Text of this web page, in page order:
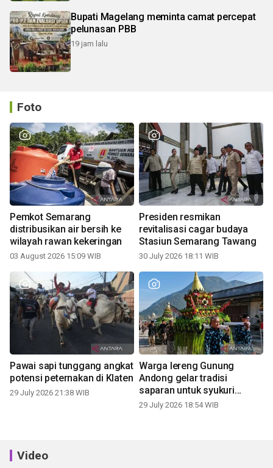
Bupati Magelang meminta camat percepat
pelunasan PBB
19 jam lalu
Foto
Pemkot Semarang
distribusikan air bersih ke
wilayah rawan kekeringan
03 August 2026 15:09 WIB
Presiden resmikan
revitalisasi cagar budaya
Stasiun Semarang Tawang
30 July 2026 18:11 WIB
Pawai sapi tunggang angkat
potensi peternakan di Klaten
29 July 2026 21:38 WIB
Warga lereng Gunung
Andong gelar tradisi
saparan untuk syukuri
panen
29 July 2026 18:54 WIB
Video